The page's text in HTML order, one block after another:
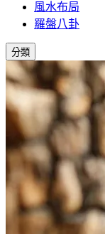
風水布局
羅盤八卦
分類